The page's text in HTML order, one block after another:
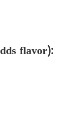
flavor):